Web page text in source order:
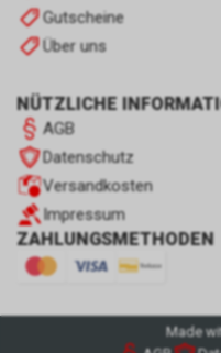
Gutscheine
Über uns
NÜTZLICHE
AGB
Datenschutz
Versandkosten
Impressum
ZAHLUNGSMETHODEN
Made